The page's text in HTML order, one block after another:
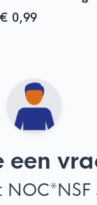
0,99
een